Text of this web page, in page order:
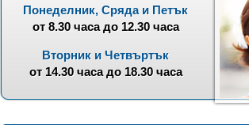
Понеделник, Сряда и Петък
от 8.30 часа до 12.30 часа
Вторник и Четвъртък
от 14.30 часа до 18.30 часа